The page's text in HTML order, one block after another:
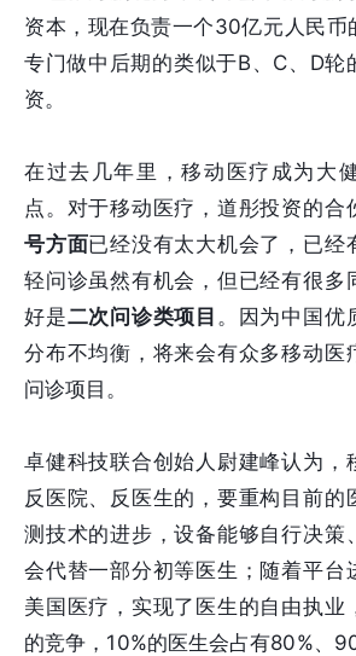
资本，现在负责一个30亿元人民币
专门做中后期的类似于B、C、D轮
资。
在过去几年里，移动医疗成为大
点。对于移动医疗，道彤投资的合
号方面已经没有太大机会了，已经
轻问诊虽然有机会，但已经有很多
好是二次问诊类项目 。因为中国优
分布不均衡，将来会有众多移动医
问诊项目。
卓健科技联合创始人尉建峰认为，
反医院、反医生的，要重构目前的
测技术的进步，设备能够自行决策
会代替一部分初等医生；随着平台
美国医疗，实现了医生的自由执业
的竞争，10%的医生会占有80%、